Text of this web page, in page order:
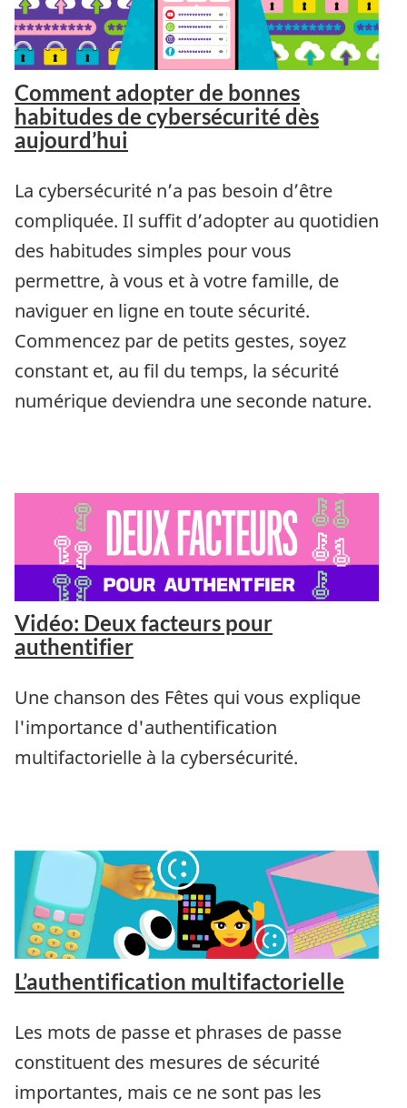
Comment adopter de bonnes
habitudes de cybersécurité dès
aujourd’hui
La cybersécurité n’a pas besoin d’être
compliquée. Il suffit d’adopter au quotidien
des habitudes simples pour vous
permettre, à vous et à votre famille, de
naviguer en ligne en toute sécurité.
Commencez par de petits gestes, soyez
constant et, au fil du temps, la sécurité
numérique deviendra une seconde nature.
Vidéo: Deux facteurs pour
authentifier
Une chanson des Fêtes qui vous explique
l'importance d'authentification
multifactorielle à la cybersécurité.
L’authentification multifactorielle
Les mots de passe et phrases de passe
constituent des mesures de sécurité
importantes, mais ce ne sont pas les